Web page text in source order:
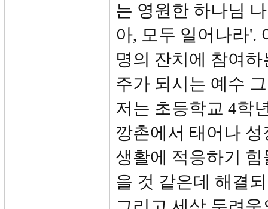
는 영원한 하나님
아, 모두 일어나라'.
명의 잔치에 참여
주가 되시는 예수
저는 초등학교 4학
깡촌에서 태어나
생활에 적응하기
을 것 같은데 해결